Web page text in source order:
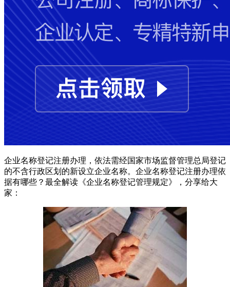
企业名称登记注册办理，依法需经国家市场监督管理总局登记
的不含行政区划的新设立企业名称。企业名称登记注册办理依
据有哪些？最全解读《企业名称登记管理规定》，分享给大
家：